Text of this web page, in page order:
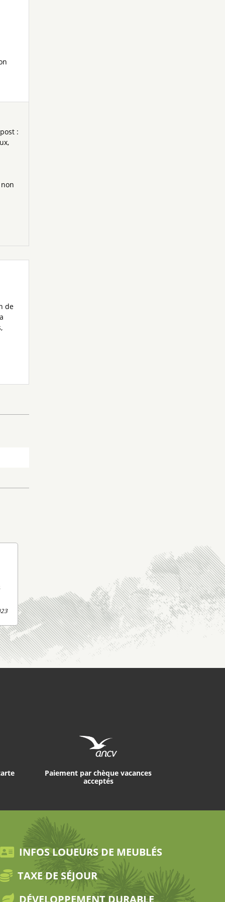
:
de
Paiement par chèque vacances
acceptés
INFOS LOUEURS DE MEUBLÉS
TAXE DE SÉJOUR
DÉVELOPPEMENT DURABLE